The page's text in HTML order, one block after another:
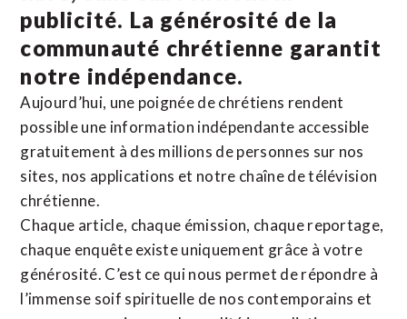
publicité. La générosité de la
communauté chrétienne garantit
notre indépendance.
Aujourd’hui, une poignée de chrétiens rendent
possible une information indépendante accessible
gratuitement à des millions de personnes sur nos
sites, nos applications et notre chaîne de télévision
chrétienne.
Chaque article, chaque émission, chaque reportage,
chaque enquête existe uniquement grâce à votre
générosité. C’est ce qui nous permet de répondre à
l’immense soif spirituelle de nos contemporains et